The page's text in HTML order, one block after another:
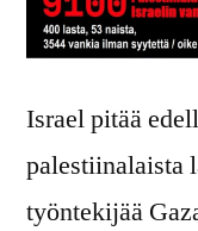
Israel pitää
palestiinalaista
työntekijää